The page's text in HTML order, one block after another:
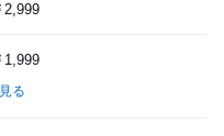
2,999
1,999
る